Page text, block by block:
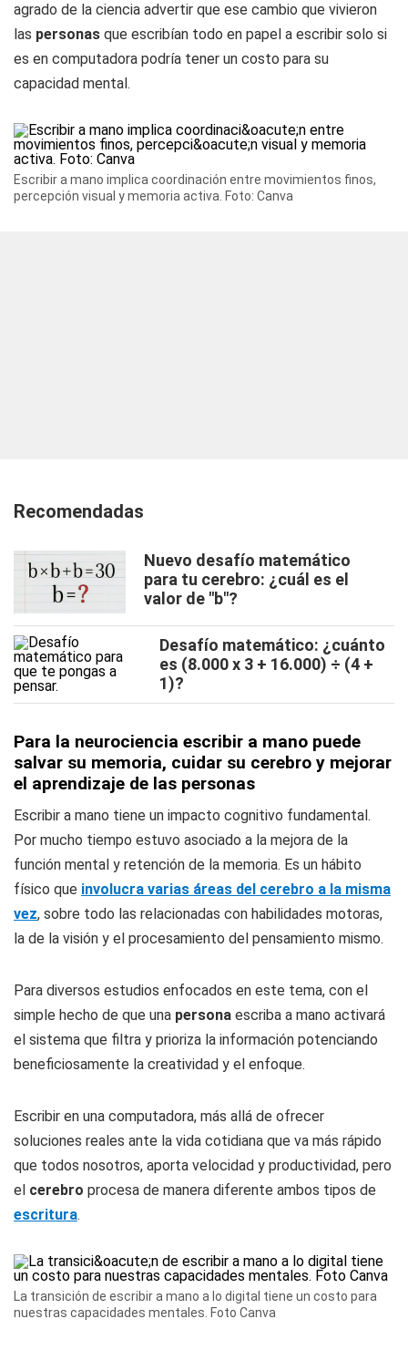
agrado de la ciencia advertir que ese cambio que vivieron
las personas que escribían todo en papel a escribir solo si
es en computadora podría tener un costo para su
capacidad mental.
Escribir a mano implica coordinación entre movimientos finos,
percepción visual y memoria activa. Foto: Canva
Recomendadas
Nuevo desafío matemático
para tu cerebro: ¿cuál es el
valor de "b"?
Desafío matemático: ¿cuánto
es (8.000 x 3 + 16.000) ÷ (4 +
1)?
Para la neurociencia escribir a mano puede
salvar su memoria, cuidar su cerebro y mejorar
el aprendizaje de las personas
Escribir a mano tiene un impacto cognitivo fundamental.
Por mucho tiempo estuvo asociado a la mejora de la
función mental y retención de la memoria. Es un hábito
físico que involucra varias áreas del cerebro a la misma
vez, sobre todo las relacionadas con habilidades motoras,
la de la visión y el procesamiento del pensamiento mismo.
Para diversos estudios enfocados en este tema, con el
simple hecho de que una persona escriba a mano activará
el sistema que filtra y prioriza la información potenciando
beneficiosamente la creatividad y el enfoque.
Escribir en una computadora, más allá de ofrecer
soluciones reales ante la vida cotidiana que va más rápido
que todos nosotros, aporta velocidad y productividad, pero
el cerebro procesa de manera diferente ambos tipos de
escritura.
La transición de escribir a mano a lo digital tiene un costo para
nuestras capacidades mentales. Foto Canva